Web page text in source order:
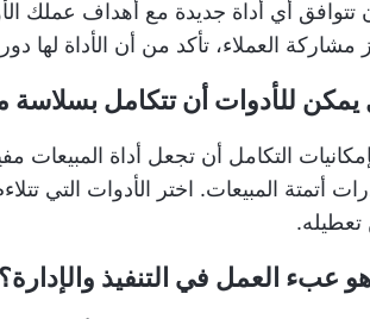
أي أداة جديدة مع أهداف عملك
مشاركة العملاء، تأكد من أن الأداة لها
التكامل أن تجعل أداة المبيعات
أتمتة المبيعات. اختر الأدوات التي
تعطيله.